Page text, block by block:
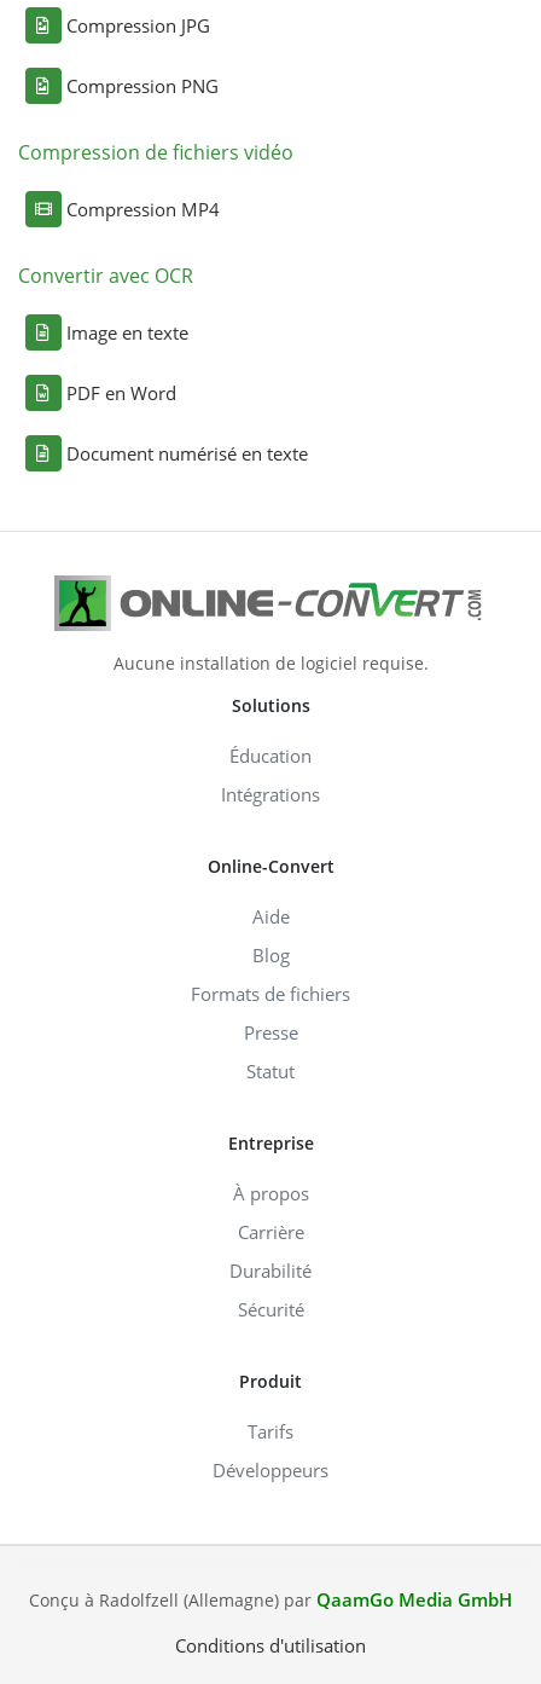
Compression JPG
Compression PNG
Compression de fichiers vidéo
Compression MP4
Convertir avec OCR
Image en texte
PDF en Word
Document numérisé en texte
Aucune installation de logiciel requise.
Solutions
Éducation
Intégrations
Online-Convert
Aide
Blog
Formats de fichiers
Presse
Statut
Entreprise
À propos
Carrière
Durabilité
Sécurité
Produit
Tarifs
Développeurs
Conçu à Radolfzell (Allemagne) par QaamGo Media GmbH
Conditions d'utilisation